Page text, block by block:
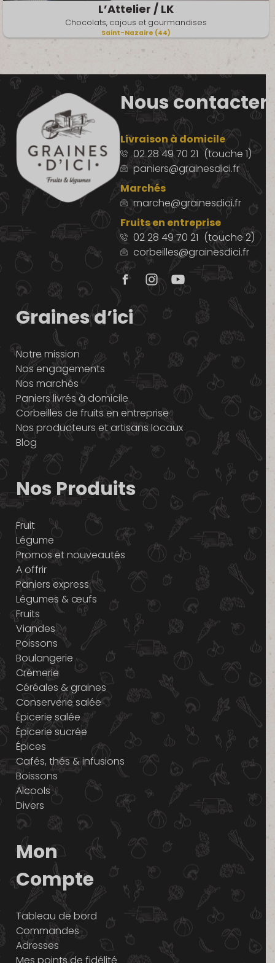
L’Attelier / LK
Chocolats, cajous et gourmandises
Saint-Nazaire (44)
Nous contacter
Livraison à domicile
02 28 49 70 21 (touche 1)
paniers@grainesdici.fr
Marchés
marche@grainesdici.fr
Fruits en entreprise
02 28 49 70 21 (touche 2)
corbeilles@grainesdici.fr
Graines d’ici
Notre mission
Nos engagements
Nos marchés
Paniers livrés à domicile
Corbeilles de fruits en entreprise
Nos producteurs et artisans locaux
Blog
Nos Produits
Fruit
Légume
Promos et nouveautés
A offrir
Paniers express
Légumes & œufs
Fruits
Viandes
Poissons
Boulangerie
Crémerie
Céréales & graines
Conserverie salée
Épicerie salée
Épicerie sucrée
Épices
Cafés, thés & infusions
Boissons
Alcools
Divers
Mon
Compte
Tableau de bord
Commandes
Adresses
Mes points de fidélité